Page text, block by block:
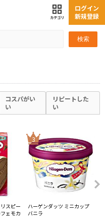
検索
ログイン
新規登録
コスパがい
い
リピートした
い
スピー
ェモカ
3
ハーゲンダッツ ミニカップ
バニラ